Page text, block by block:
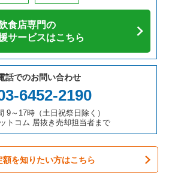
食店専門の
サービスはこちら
話でのお問い合わせ
6452-2190
9～17時（土日祝祭日除く）
トコム 居抜き売却担当者まで
額を知りたい方はこちら